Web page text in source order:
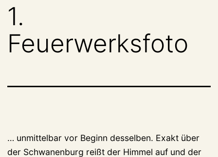
1.
Feuerwerksfoto
… unmittelbar vor Beginn desselben. Exakt über
der Schwanenburg reißt der Himmel auf und der